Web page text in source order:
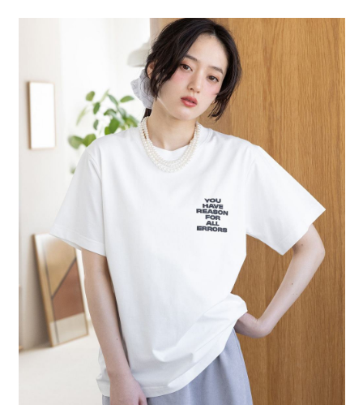
1.分期款項不併入電信帳單，「大哥付你分期」於每月結算日後寄送繳費提
2.透過簡訊連結打開帳單後，可選擇「超商條碼／台灣大直營門市／銀行轉
帳／街口支付／iPASS MONEY」等通路繳費。
1.本服務係由「台灣大哥大股份有限公司」（以下簡稱本公司）所提供，讓
用戶於交易時，得透過本服務購買商品或服務，並由商店將買賣／分期付款
買賣價金債權讓與本公司後，依約使用本公司帳單繳交帳款。
2.基於同意付款使用「大哥付你分期」之契約關係目的，商店將以您的個人
資料（包含姓名、電話或地址）提供予台灣大哥大進項蒐集、處理及利用，
由本公司與您本人進行分期帳單所需資料之確認、核對及更正。
https://oppay.tw/userRule
３．安心：先確認商品／服務後，再付款。
【「AFTEE先享後付」結帳流程】
１．於結帳方式選擇「AFTEE先享後付」後，將跳轉至「AFTEE先享後付」
結帳頁面，進行簡訊認證並確認金額後，即可完成結帳。
２．訂單成立數日內，您將收到繳費通知簡訊。
３．收到繳費通知簡訊後14天內，點擊此簡訊中的連結，可透過四大超商／
ATM／網路銀行／等多元方式進行付款，方視為交易完成。
※ 請注意：結帳手續完成當下不需立刻繳費，但若您需要取消訂單，請聯絡
購買商品的店家。未經商家同意取消之訂單仍視為有效，需透過AFTEE先享
後付繳納相關費用。
※ 交易是否成功請以「AFTEE先享後付 」之結帳頁面顯示為準，若有關於
是否繳費成功／繳費後需取消欲退款等相關疑問，請聯繫「AFTEE先享後付
https://netprotections.freshdesk.com/support/home
【注意事項】
１．透過由恩沛科技股份有限公司提供之「AFTEE先享後付」服務完成之交
易，需依本服務之必要範圍內提供個人資料，並將交易相關給付款項請求債
權轉讓予恩沛科技股份有限公司。
２．關於個人資料處理事宜，請瀏覽以下網址：
https://aftee.tw/terms/#terms3
３．未成年的使用者請事先徵得法定代理人或監護人之同意方可使用
「AFTEE先享後付」，若未經同意申辦者引起之損失，本公司不負相關責
４．使用「AFTEE先享後付」時，將依據個別帳號之用戶狀況，依本公司即
時審查核予不同之上限額度；若仍有額度不足之情形，本公司將視審查結果
請求用戶進行身份認證。
５．嚴禁一人註冊多個帳號或使用他人資訊註冊。若發現惡意使用之情形，
每筆NT$80，滿NT$888(含以上)免運費
每筆NT$80，滿NT$888(含以上)免運費
每筆NT$80，滿NT$1,500(含以上)免運費
付款後 7-11取貨
每筆NT$80，滿NT$1,500(含以上)免運費
每筆NT$80，滿NT$1,500(含以上)免運費